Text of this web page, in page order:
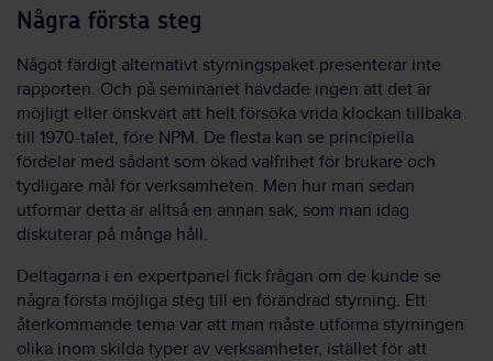
Några första steg
Något färdigt alternativt styrningspaket presenterar inte
rapporten. Och på seminariet hävdade ingen att det är
möjligt eller önskvärt att helt försöka vrida klockan tillbaka
till 1970-talet, före NPM. De flesta kan se principiella
fördelar med sådant som ökad valfrihet för brukare och
tydligare mål för verksamheten. Men hur man sedan
utformar detta är alltså en annan sak, som man idag
diskuterar på många håll.
Deltagarna i en expertpanel fick frågan om de kunde se
några första möjliga steg till en förändrad styrning. Ett
återkommande tema var att man måste utforma styrningen
olika inom skilda typer av verksamheter, istället för att